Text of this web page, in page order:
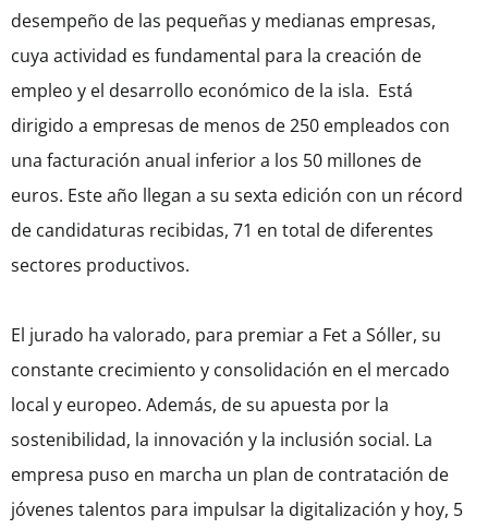
desempeño de las pequeñas y medianas empresas,
cuya actividad es fundamental para la creación de
empleo y el desarrollo económico de la isla. Está
dirigido a empresas de menos de 250 empleados con
una facturación anual inferior a los 50 millones de
euros. Este año llegan a su sexta edición con un récord
de candidaturas recibidas, 71 en total de diferentes
sectores productivos.
El jurado ha valorado, para premiar a Fet a Sóller, su
constante crecimiento y consolidación en el mercado
local y europeo. Además, de su apuesta por la
sostenibilidad, la innovación y la inclusión social. La
empresa puso en marcha un plan de contratación de
jóvenes talentos para impulsar la digitalización y hoy, 5